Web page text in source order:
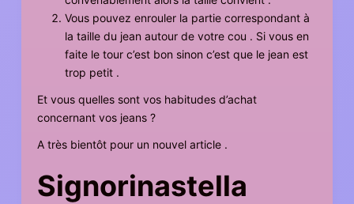
Vous pouvez enrouler la partie correspondant à
la taille du jean autour de votre cou . Si vous en
faite le tour c’est bon sinon c’est que le jean est
trop petit .
Et vous quelles sont vos habitudes d’achat
concernant vos jeans ?
A très bientôt pour un nouvel article .
Signorinastella